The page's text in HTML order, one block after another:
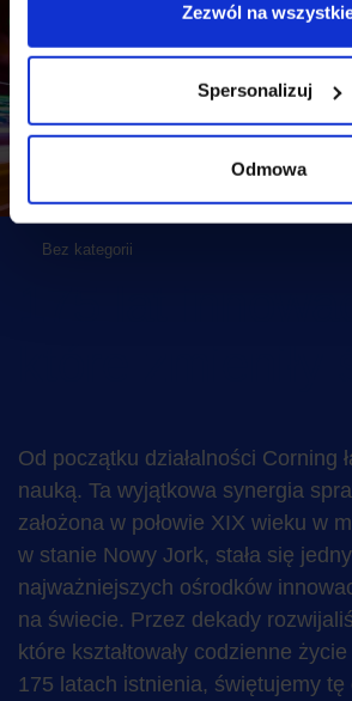
Zezwól na
Spersonalizuj
Odmowa
Bez kategorii
Od początku działalności Corning
nauką. Ta wyjątkowa synergia
założona w połowie XIX wieku w
w stanie Nowy Jork, stała się
najważniejszych ośrodków
na świecie. Przez dekady
które kształtowały codzienne
175 latach istnienia, świętujemy tę